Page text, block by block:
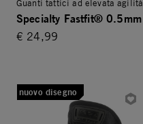
Guanti tattici ad elevata agilità
Specialty Fastfit® 0.5mm
€ 24,99
nuovo disegno